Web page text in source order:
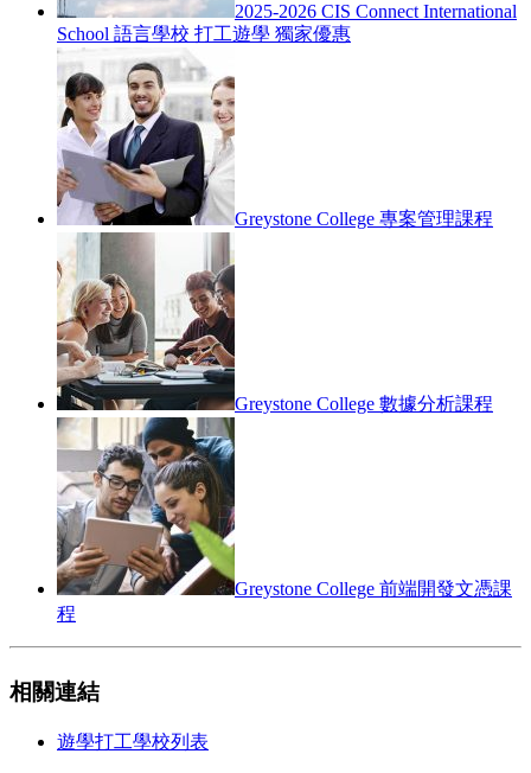
2025-2026 CIS Connect International
School 語言學校 打工遊學 獨家優惠
Greystone College 專案管理課程
Greystone College 數據分析課程
Greystone College 前端開發文憑課
程
相關連結
遊學打工學校列表